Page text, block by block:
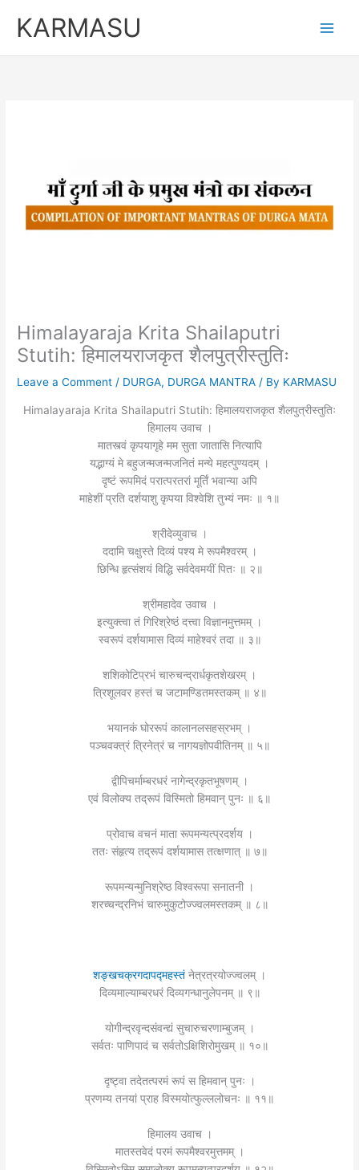
KARMASU
Himalayaraja Krita Shailaputri
Stutih: हिमालयराजकृत शैलपुत्रीस्तुतिः
Leave a Comment / DURGA, DURGA MANTRA / By KARMASU
Himalayaraja Krita Shailaputri Stutih: हिमालयराजकृत शैलपुत्रीस्तुतिः
हिमालय उवाच ।
मातस्त्वं कृपयागृहे मम सुता जातासि नित्यापि
यद्भाग्यं मे बहुजन्मजन्मजनितं मन्ये महत्पुण्यदम् ।
दृष्टं रूपमिदं परात्परतरां मूर्तिं भवान्या अपि
माहेशीं प्रति दर्शयाशु कृपया विश्वेशि तुभ्यं नमः ॥ १॥
श्रीदेव्युवाच ।
ददामि चक्षुस्ते दिव्यं पश्य मे रूपमैश्वरम् ।
छिन्धि हृत्संशयं विद्धि सर्वदेवमयीं पितः ॥ २॥
श्रीमहादेव उवाच ।
इत्युक्त्वा तं गिरिश्रेष्ठं दत्त्वा विज्ञानमुत्तमम् ।
स्वरूपं दर्शयामास दिव्यं माहेश्वरं तदा ॥ ३॥
शशिकोटिप्रभं चारुचन्द्रार्धकृतशेखरम् ।
त्रिशूलवर हस्तं च जटामण्डितमस्तकम् ॥ ४॥
भयानकं घोररूपं कालानलसहस्रभम् ।
पञ्चवक्त्रं त्रिनेत्रं च नागयज्ञोपवीतिनम् ॥ ५॥
द्वीपिचर्माम्बरधरं नागेन्द्रकृतभूषणम् ।
एवं विलोक्य तद्रूपं विस्मितो हिमवान् पुनः ॥ ६॥
प्रोवाच वचनं माता रूपमन्यत्प्रदर्शय ।
ततः संहृत्य तद्रूपं दर्शयामास तत्क्षणात् ॥ ७॥
रूपमन्यन्मुनिश्रेष्ठ विश्वरूपा सनातनी ।
शरच्चन्द्रनिभं चारुमुकुटोज्ज्वलमस्तकम् ॥ ८॥
शङ्खचक्रगदापद्महस्तं नेत्रत्रयोज्ज्वलम् ।
दिव्यमाल्याम्बरधरं दिव्यगन्धानुलेपनम् ॥ ९॥
योगीन्द्रवृन्दसंवन्द्यं सुचारुचरणाम्बुजम् ।
सर्वतः पाणिपादं च सर्वतोऽक्षिशिरोमुखम् ॥ १०॥
दृष्ट्वा तदेतत्परमं रूपं स हिमवान् पुनः ।
प्रणम्य तनयां प्राह विस्मयोत्फुल्ललोचनः ॥ ११॥
हिमालय उवाच ।
मातस्तवेदं परमं रूपमैश्वरमुत्तमम् ।